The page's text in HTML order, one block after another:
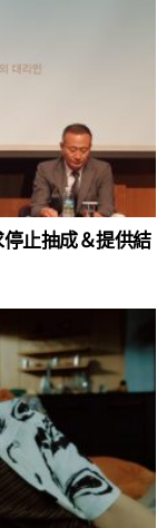
止抽成＆提供結